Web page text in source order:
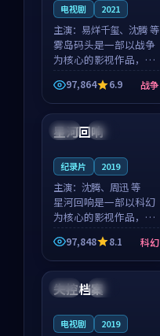
电视剧 2021
主演： 易烊千玺、沈腾 等
雾岛码头是一部以战争
为核心的影视作品，围
绕危机、反转与人物成
长展开，整体节奏紧
凑，值得推荐观看。
97,864 6.9 战争
美国 热播
星河回响
纪录片 2019
主演： 沈腾、周迅 等
星河回响是一部以科幻
为核心的影视作品，围
绕危机、反转与人物成
长展开，整体节奏紧
凑，值得推荐观看。
97,848 8.1 科幻
中国 热播
失控档案
电视剧 2019